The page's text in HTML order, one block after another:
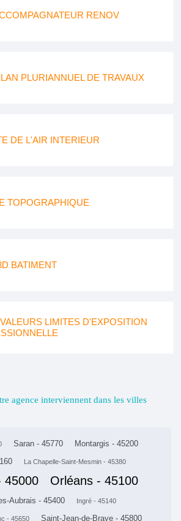
RENOV
PLURIANNUEL DE TRAVAUX
DE L'AIR INTERIEUR
TOPOGRAPHIQUE
BATIMENT
LIMITES D'EXPOSITION
agence interviennent dans les villes
Saran - 45770
Montargis - 45200
La Chapelle-Saint-Mesmin - 45380
45000 Orléans - 45100
Aubrais - 45400 Ingré - 45140
- 45650 Saint-Jean-de-Braye - 45800